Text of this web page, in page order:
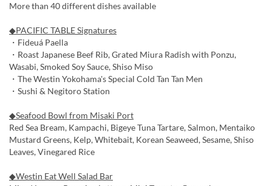
More than 40 different dishes available
◆PACIFIC TABLE Signatures
・Fideuá Paella
・Roast Japanese Beef Rib, Grated Miura Radish with Ponzu,
Wasabi, Smoked Soy Sauce, Shiso Miso
・The Westin Yokohama's Special Cold Tan Tan Men
・Sushi & Negitoro Station
◆Seafood Bowl from Misaki Port
Red Sea Bream, Kampachi, Bigeye Tuna Tartare, Salmon, Mentaiko
Mustard Greens, Kelp, Whitebait, Korean Seaweed, Sesame, Shiso
Leaves, Vinegared Rice
◆Westin Eat Well Salad Bar